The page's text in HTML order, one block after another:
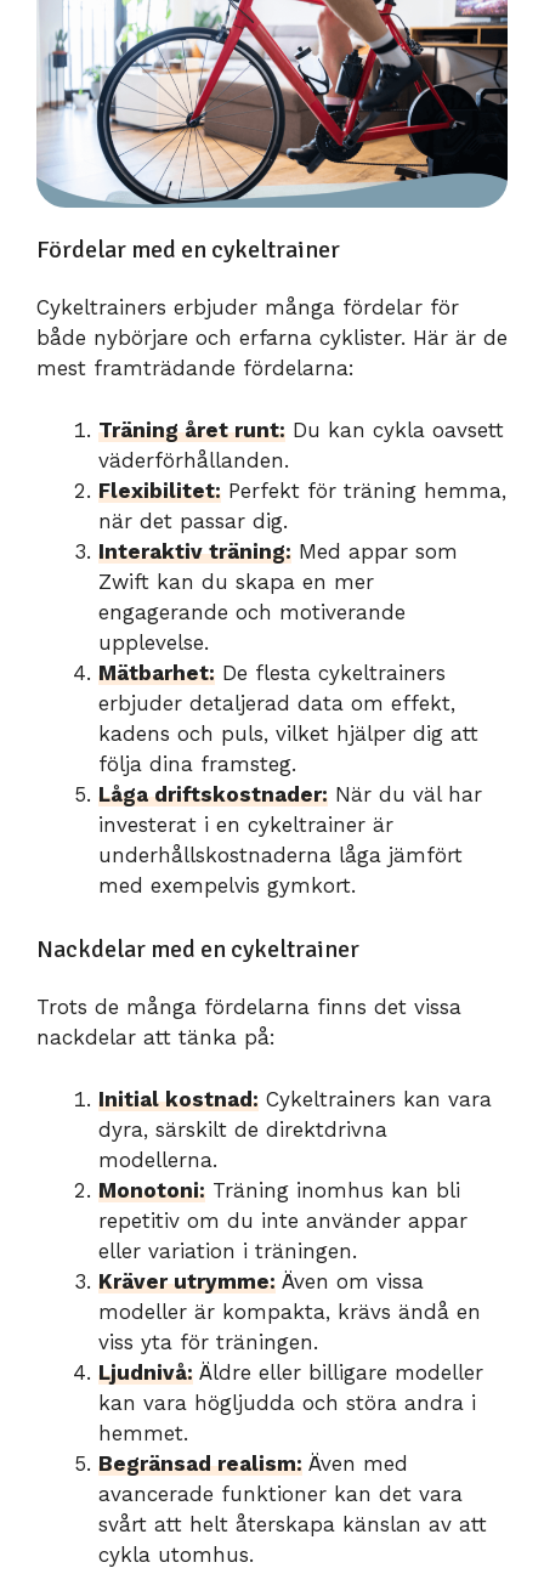
Fördelar med en cykeltrainer
Cykeltrainers erbjuder många fördelar för
både nybörjare och erfarna cyklister. Här är de
mest framträdande fördelarna:
Träning året runt: Du kan cykla oavsett
väderförhållanden.
Flexibilitet: Perfekt för träning hemma,
när det passar dig.
Interaktiv träning: Med appar som
Zwift kan du skapa en mer
engagerande och motiverande
upplevelse.
Mätbarhet: De flesta cykeltrainers
erbjuder detaljerad data om effekt,
kadens och puls, vilket hjälper dig att
följa dina framsteg.
Låga driftskostnader: När du väl har
investerat i en cykeltrainer är
underhållskostnaderna låga jämfört
med exempelvis gymkort.
Nackdelar med en cykeltrainer
Trots de många fördelarna finns det vissa
nackdelar att tänka på:
Initial kostnad: Cykeltrainers kan vara
dyra, särskilt de direktdrivna
modellerna.
Monotoni: Träning inomhus kan bli
repetitiv om du inte använder appar
eller variation i träningen.
Kräver utrymme: Även om vissa
modeller är kompakta, krävs ändå en
viss yta för träningen.
Ljudnivå: Äldre eller billigare modeller
kan vara högljudda och störa andra i
hemmet.
Begränsad realism: Även med
avancerade funktioner kan det vara
svårt att helt återskapa känslan av att
cykla utomhus.